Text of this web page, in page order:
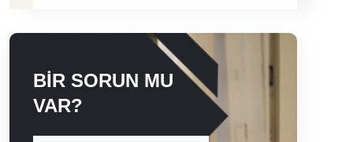
BIR SORUN MU
VAR?